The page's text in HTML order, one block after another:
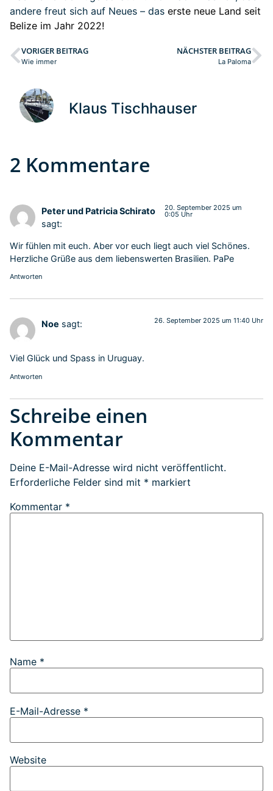
andere freut sich auf Neues – das erste neue Land seit
Belize im Jahr 2022!
VORIGER BEITRAG
Wie immer
NÄCHSTER BEITRAG
La Paloma
Klaus Tischhauser
2 Kommentare
Peter und Patricia Schirato
sagt:
20. September 2025 um
0:05 Uhr
Wir fühlen mit euch. Aber vor euch liegt auch viel Schönes.
Herzliche Grüße aus dem liebenswerten Brasilien. PaPe
Antworten
Noe sagt: 26. September 2025 um 11:40 Uhr
Viel Glück und Spass in Uruguay.
Antworten
Schreibe einen
Kommentar
Deine E-Mail-Adresse wird nicht veröffentlicht.
Erforderliche Felder sind mit * markiert
Kommentar *
Name *
E-Mail-Adresse *
Website